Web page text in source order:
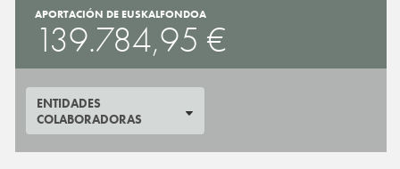
APORTACIÓN DE EUSKALFONDOA
139.784,95 €
ENTIDADES
COLABORADORAS